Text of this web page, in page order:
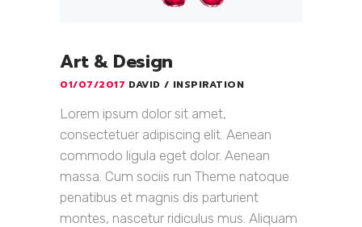
Art & Design
01/07/2017 DAVID INSPIRATION
Lorem ipsum dolor sit amet,
consectetuer adipiscing elit. Aenean
commodo ligula eget dolor. Aenean
massa. Cum sociis run Theme natoque
penatibus et magnis dis parturient
montes, nascetur ridiculus mus. Aliquam